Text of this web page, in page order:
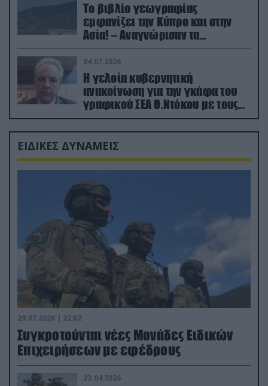
Το βιβλίο γεωγραφίας
εμφανίζει την Κύπρο και στην
Ασία! – Αναγνώρισαν τα
κατεχόμενα; (φωτο)
04.07.2026
Η γελοία κυβερνητική
ανακοίνωση για την γκάφα του
γραφικού ΣΕΑ Θ.Ντόκου με τους
Ρώσους φαρσέρ
ΕΙΔΙΚΕΣ ΔΥΝΑΜΕΙΣ
29.07.2026 | 22:02
Συγκροτούνται νέες Μονάδες Ειδικών
Επιχειρήσεων με εφέδρους
23.04.2026